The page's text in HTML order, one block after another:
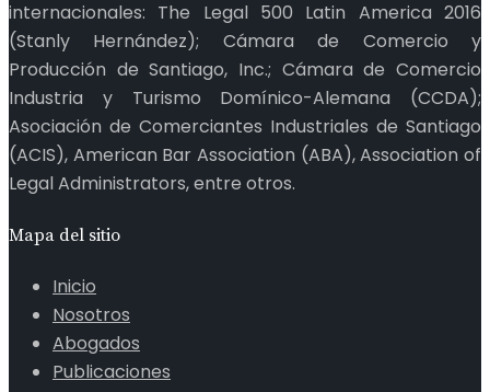
internacionales: The Legal 500 Latin America 2016
(Stanly Hernández); Cámara de Comercio y
Producción de Santiago, Inc.; Cámara de Comercio
Industria y Turismo Domínico-Alemana (CCDA);
Asociación de Comerciantes Industriales de Santiago
(ACIS), American Bar Association (ABA), Association of
Legal Administrators, entre otros.
Mapa del sitio
Inicio
Nosotros
Abogados
Publicaciones